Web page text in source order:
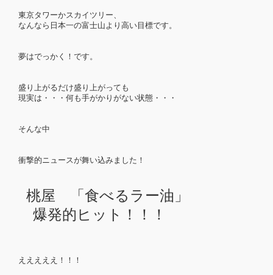
東京タワーかスカイツリー、
なんなら日本一の富士山より高い目標です。
夢はでっかく！です。
盛り上がるだけ盛り上がっても
現実は・・・何も手がかりがない状態・・・
そんな中
衝撃的ニュースが舞い込みました！
桃屋 「食べるラー油」
爆発的ヒット！！！
えええええ！！！